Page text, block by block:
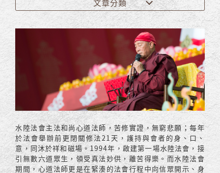
水陸法會主法和尚心道法師，苦修實證，無窮悲願；每年
於法會舉辦前更閉關修法21天，護持與會者的身、口、
意，同沐於祥和磁場。1994年，啟建第一場水陸法會，接
引無數六道眾生，領受真法妙供，離苦得樂。而水陸法會
期間，心道法師更是在緊湊的法會行程中向信眾開示、身